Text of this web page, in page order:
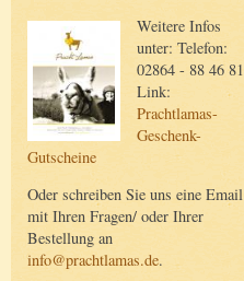
Weitere Infos
unter: Telefon:
02864 - 88 46 81
Link:
Prachtlamas-
Geschenk-
Gutscheine
Oder schreiben Sie uns eine Email
mit Ihren Fragen/ oder Ihrer
Bestellung an
info@prachtlamas.de.